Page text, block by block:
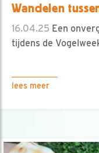
Wandelen
16.04.25 Een
tijdens de
lees meer